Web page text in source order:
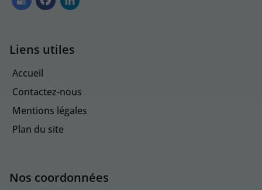
Liens utiles
Accueil
Contactez-nous
Mentions légales
Plan du site
Nos coordonnées